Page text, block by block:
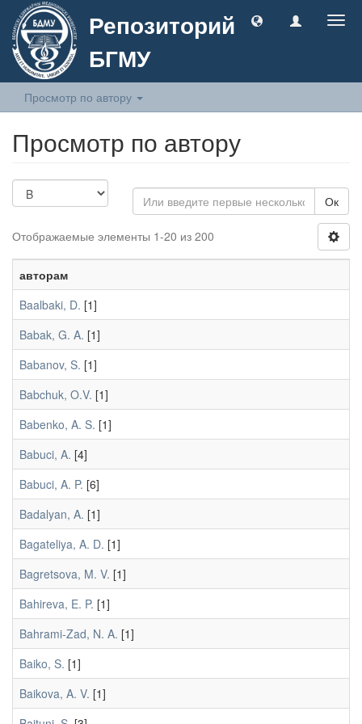
Репозиторий
БГМУ
Просмотр по автору
Просмотр по автору
Ок
Отображаемые элементы 1-20 из 200
авторам
Baalbaki, D. [1]
Babak, G. A. [1]
Babanov, S. [1]
Babchuk, O.V. [1]
Babenko, A. S. [1]
Babuci, A. [4]
Babuci, A. P. [6]
Badalyan, A. [1]
Bagateliya, A. D. [1]
Bagretsova, M. V. [1]
Bahireva, E. P. [1]
Bahrami-Zad, N. A. [1]
Baiko, S. [1]
Baikova, A. V. [1]